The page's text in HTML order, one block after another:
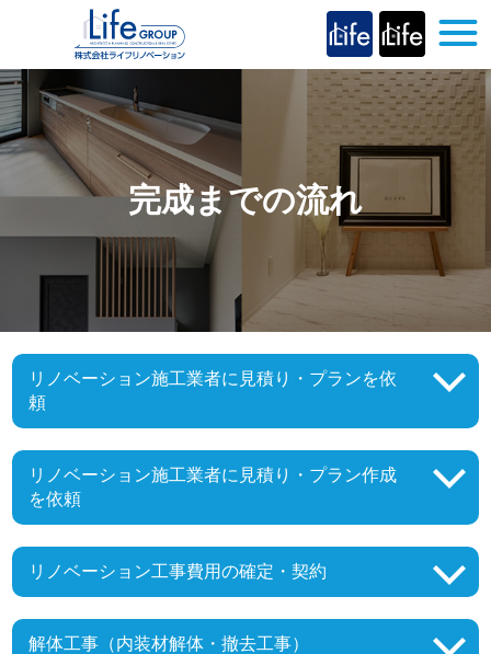
完成までの流れ
リノベーション施工業者に見積り・プランを依
頼
リノベーション施工業者に見積り・プラン作成
を依頼
リノベーション工事費用の確定・契約
解体工事（内装材解体・撤去工事）